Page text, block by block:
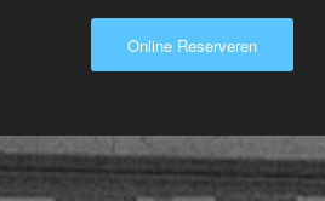
Online Reserveren